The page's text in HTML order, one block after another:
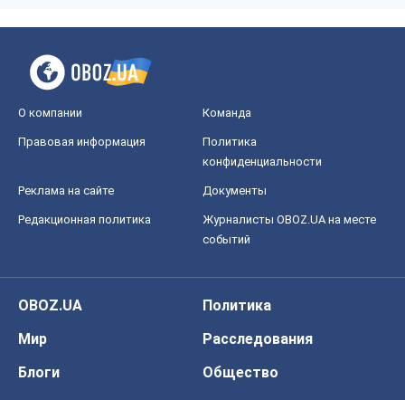
О компании Команда
Правовая информация
Политика
конфиденциальности
Реклама на сайте Документы
Редакционная политика
Журналисты OBOZ.UA на месте
событий
OBOZ.UA
Политика
Мир
Расследования
Блоги
Общество